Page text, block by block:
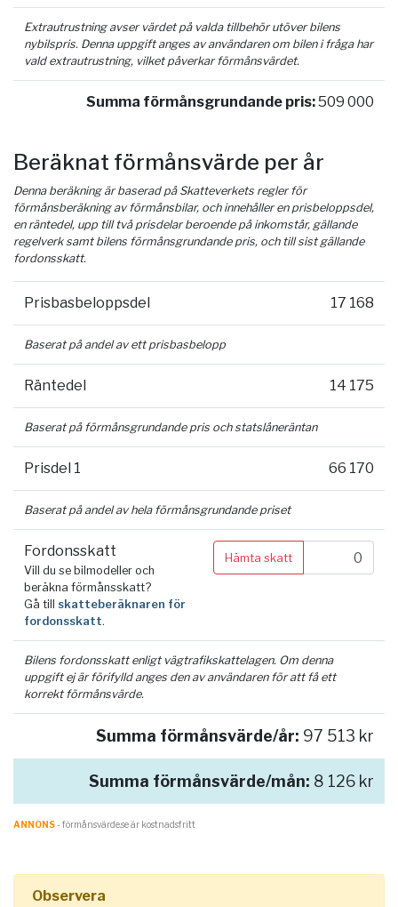
Extrautrustning avser värdet på valda tillbehör utöver bilens
nybilspris. Denna uppgift anges av användaren om bilen i fråga har
vald extrautrustning, vilket påverkar förmånsvärdet.
Summa förmånsgrundande pris:509 000
Beräknat förmånsvärde per år
Denna beräkning är baserad på Skatteverkets regler för
förmånsberäkning av förmånsbilar, och innehåller en prisbeloppsdel,
en räntedel, upp till två prisdelar beroende på inkomstår, gällande
regelverk samt bilens förmånsgrundande pris, och till sist gällande
fordonsskatt.
Prisbasbeloppsdel 17 168
Baserat på andel av ett prisbasbelopp
Räntedel 14 175
Baserat på förmånsgrundande pris och statslåneräntan
Prisdel 1 66 170
Baserat på andel av hela förmånsgrundande priset
Fordonsskatt
Vill du se bilmodeller och
beräkna förmånsskatt?
Gå till skatteberäknaren för
fordonsskatt.
Hämta skatt
Bilens fordonsskatt enligt vägtrafikskattelagen. Om denna
uppgift ej är förifylld anges den av användaren för att få ett
korrekt förmånsvärde.
Summa förmånsvärde/år: 97 513 kr
Summa förmånsvärde/mån: 8 126 kr
ANNONS- förmånsvärde.se är kostnadsfritt
Observera